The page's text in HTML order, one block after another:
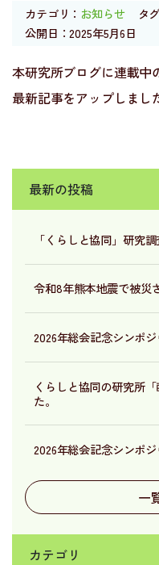
最新の投稿
「くらしと協同」研究
令和8年熊本地震で被災
2026年総会記念シンポ
くらしと協同の研究所
た。
2026年総会記念シンポ
一
カテゴリ
カテゴリ： お知らせ タ
公開日：2025年5月6日
本研究所ブログに連載中
最新記事をアップしまし